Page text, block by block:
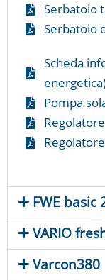
Serbatoio
Serbatoio
Scheda
Pompa
FWE basic
VARIO
Varcon380